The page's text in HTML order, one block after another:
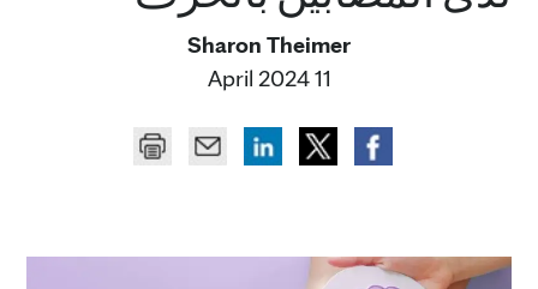
Sharon Theimer
11 April 2024